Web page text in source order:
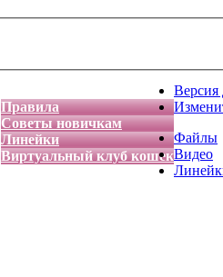
Правила
Советы новичкам
Линейки
Виртуальный клуб кошек
Версия
Файлы
Видео